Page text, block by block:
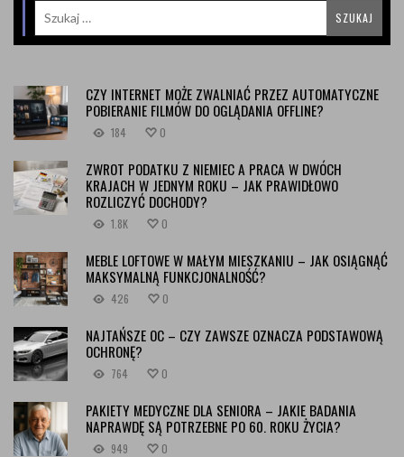
CZY INTERNET MOŻE ZWALNIAĆ PRZEZ AUTOMATYCZNE
POBIERANIE FILMÓW DO OGLĄDANIA OFFLINE?
184 0
ZWROT PODATKU Z NIEMIEC A PRACA W DWÓCH
KRAJACH W JEDNYM ROKU – JAK PRAWIDŁOWO
ROZLICZYĆ DOCHODY?
1.8K 0
MEBLE LOFTOWE W MAŁYM MIESZKANIU – JAK OSIĄGNĄĆ
MAKSYMALNĄ FUNKCJONALNOŚĆ?
426 0
NAJTAŃSZE OC – CZY ZAWSZE OZNACZA PODSTAWOWĄ
OCHRONĘ?
764 0
PAKIETY MEDYCZNE DLA SENIORA – JAKIE BADANIA
NAPRAWDĘ SĄ POTRZEBNE PO 60. ROKU ŻYCIA?
949 0